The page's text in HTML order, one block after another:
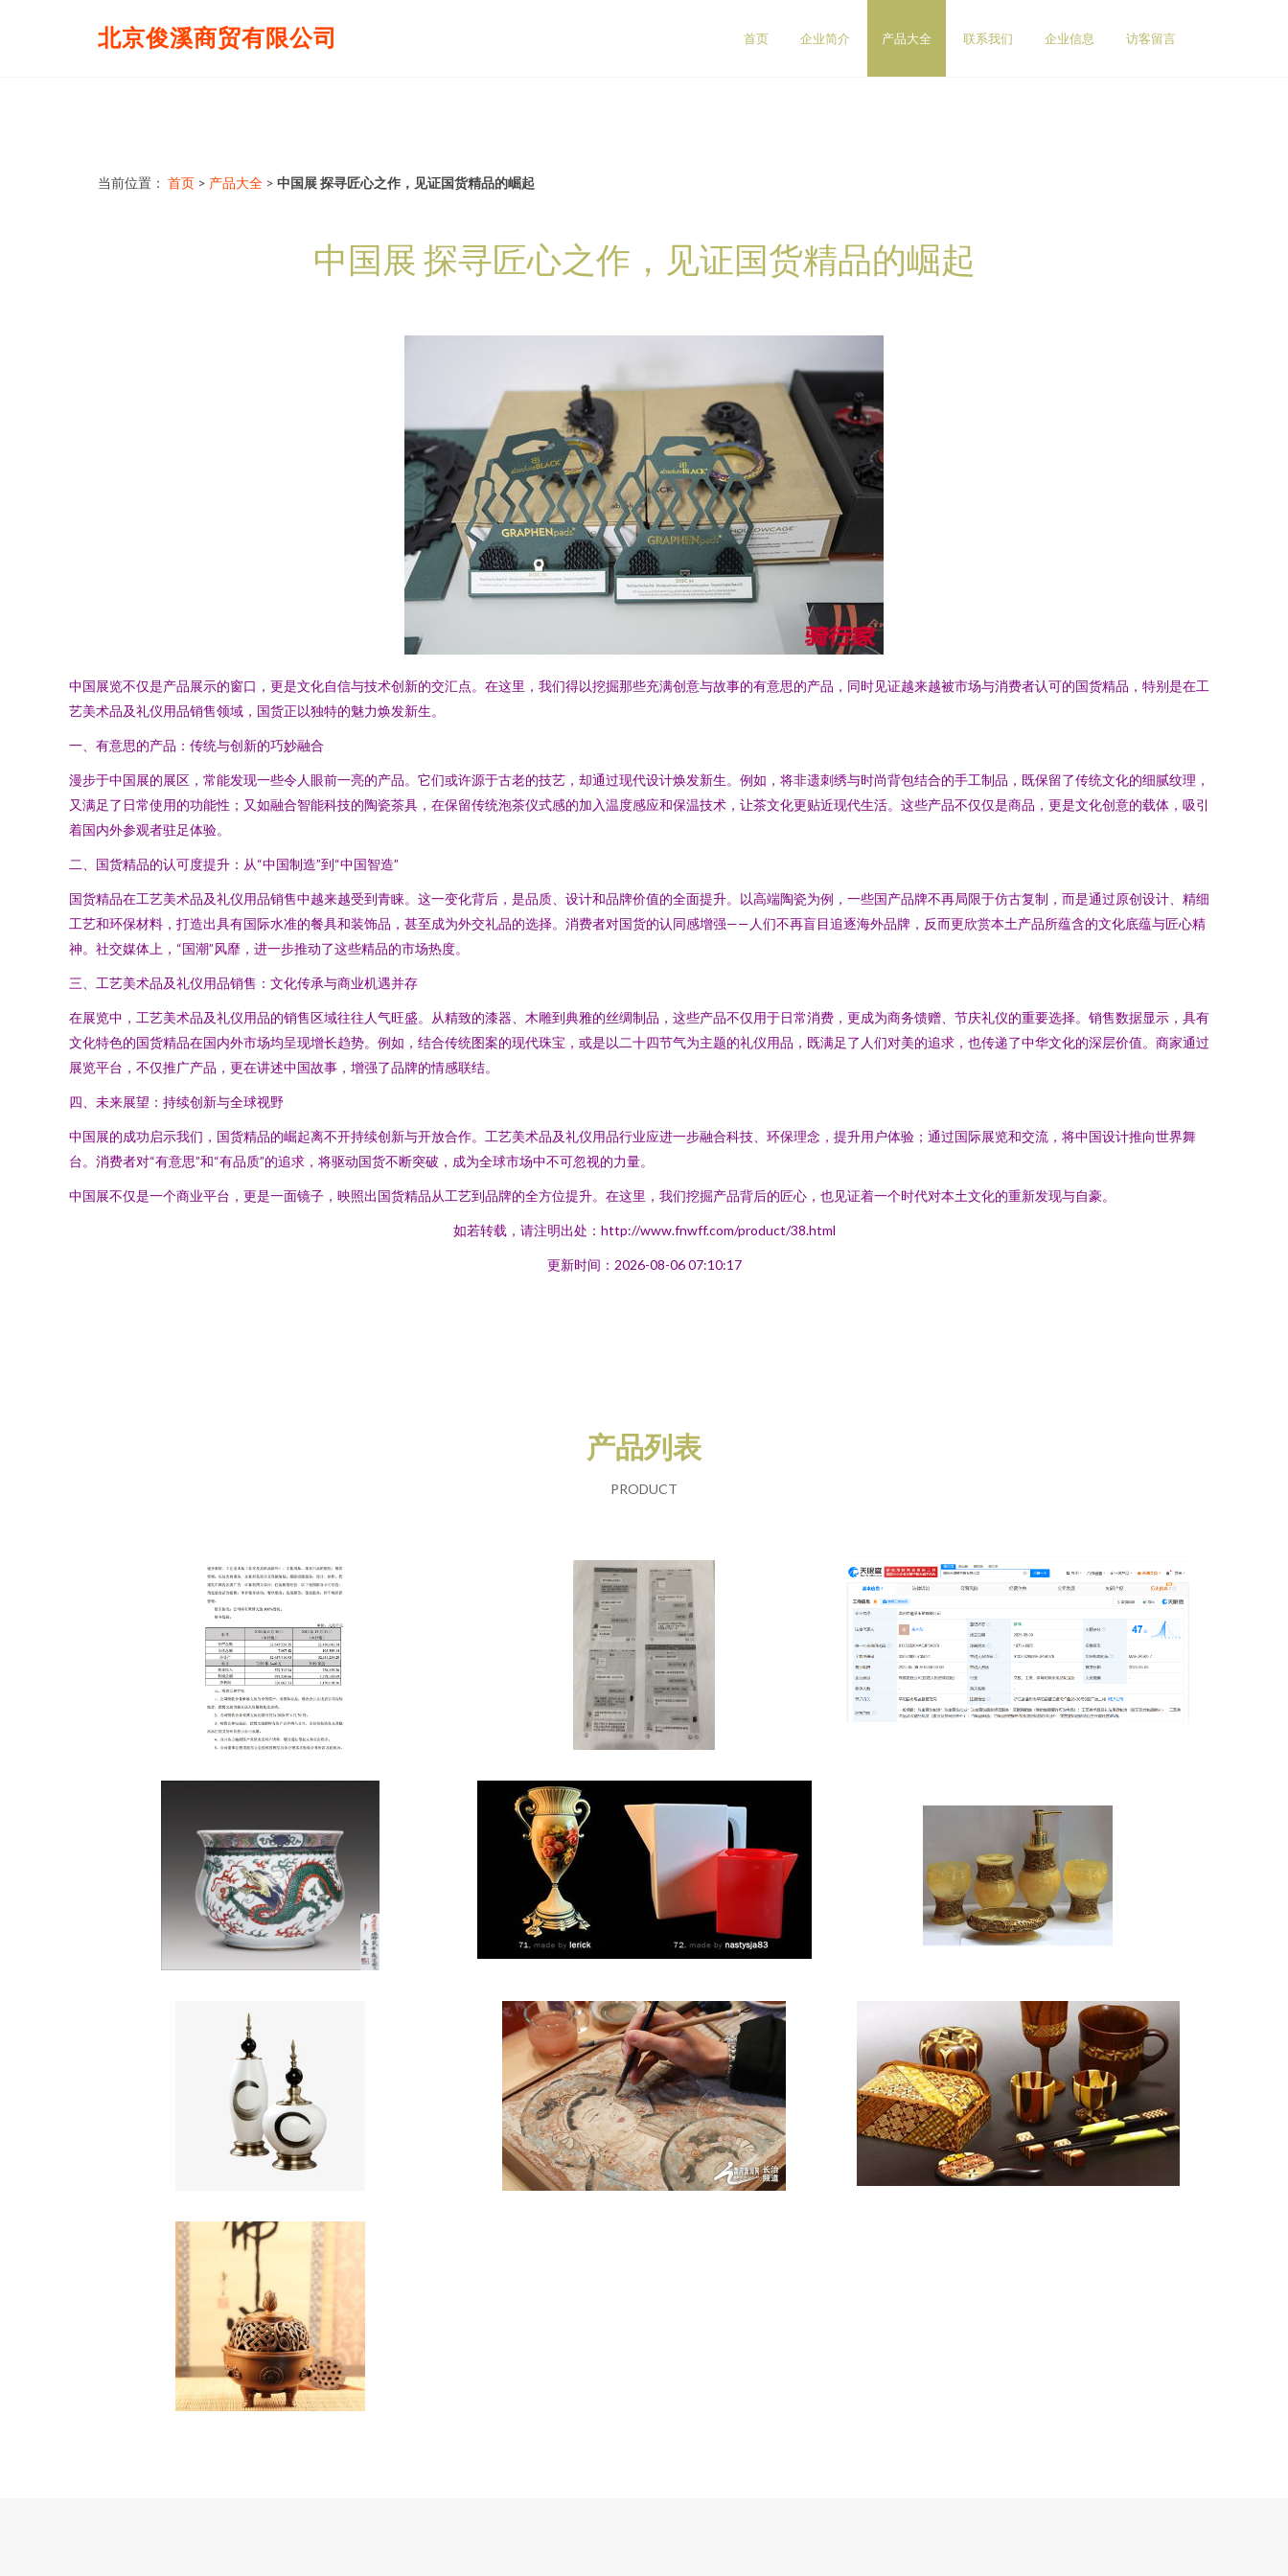
北京俊溪商贸有限公司 首页 企业简介 产品大全 联系我们 企业信息 访客留言
当前位置： 首页 > 产品大全 > 中国展 探寻匠心之作，见证国货精品的崛起
中国展 探寻匠心之作，见证国货精品的崛起
中国展览不仅是产品展示的窗口，更是文化自信与技术创新的交汇点。在这里，我们得以挖掘那些充满创意与故事的有意思的产品，同时见证越来越被市场与消费者认可的国货精品，特别是在工
艺美术品及礼仪用品销售领域，国货正以独特的魅力焕发新生。
一、有意思的产品：传统与创新的巧妙融合
漫步于中国展的展区，常能发现一些令人眼前一亮的产品。它们或许源于古老的技艺，却通过现代设计焕发新生。例如，将非遗刺绣与时尚背包结合的手工制品，既保留了传统文化的细腻纹理，
又满足了日常使用的功能性；又如融合智能科技的陶瓷茶具，在保留传统泡茶仪式感的加入温度感应和保温技术，让茶文化更贴近现代生活。这些产品不仅仅是商品，更是文化创意的载体，吸引
着国内外参观者驻足体验。
二、国货精品的认可度提升：从“中国制造”到“中国智造”
国货精品在工艺美术品及礼仪用品销售中越来越受到青睐。这一变化背后，是品质、设计和品牌价值的全面提升。以高端陶瓷为例，一些国产品牌不再局限于仿古复制，而是通过原创设计、精细
工艺和环保材料，打造出具有国际水准的餐具和装饰品，甚至成为外交礼品的选择。消费者对国货的认同感增强——人们不再盲目追逐海外品牌，反而更欣赏本土产品所蕴含的文化底蕴与匠心精
神。社交媒体上，“国潮”风靡，进一步推动了这些精品的市场热度。
三、工艺美术品及礼仪用品销售：文化传承与商业机遇并存
在展览中，工艺美术品及礼仪用品的销售区域往往人气旺盛。从精致的漆器、木雕到典雅的丝绸制品，这些产品不仅用于日常消费，更成为商务馈赠、节庆礼仪的重要选择。销售数据显示，具有
文化特色的国货精品在国内外市场均呈现增长趋势。例如，结合传统图案的现代珠宝，或是以二十四节气为主题的礼仪用品，既满足了人们对美的追求，也传递了中华文化的深层价值。商家通过
展览平台，不仅推广产品，更在讲述中国故事，增强了品牌的情感联结。
四、未来展望：持续创新与全球视野
中国展的成功启示我们，国货精品的崛起离不开持续创新与开放合作。工艺美术品及礼仪用品行业应进一步融合科技、环保理念，提升用户体验；通过国际展览和交流，将中国设计推向世界舞
台。消费者对“有意思”和“有品质”的追求，将驱动国货不断突破，成为全球市场中不可忽视的力量。
中国展不仅是一个商业平台，更是一面镜子，映照出国货精品从工艺到品牌的全方位提升。在这里，我们挖掘产品背后的匠心，也见证着一个时代对本土文化的重新发现与自豪。
如若转载，请注明出处：http://www.fnwff.com/product/38.html
更新时间：2026-08-06 07:10:17
产品列表
PRODUCT